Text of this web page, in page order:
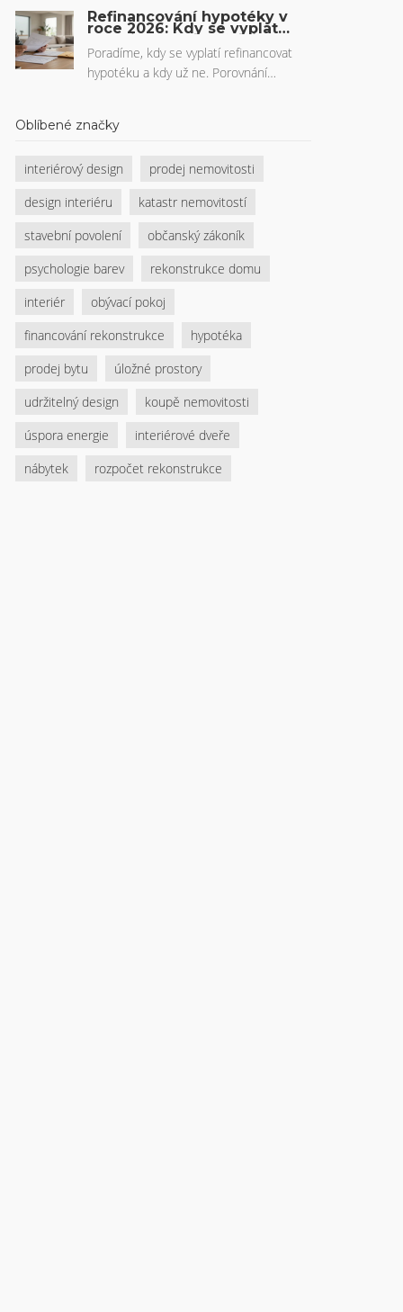
triky, které jim pomohou správně
jaké faktory brát v úvahu při výběru a
montáži dveří.
Refinancování hypotéky v
roce 2026: Kdy se vyplatí
změnit banku a ušetřit
Poradíme, kdy se vyplatí refinancovat
hypotéku a kdy už ne. Porovnání
Oblíbené značky
interiérový design
prodej nemovitosti
design interiéru
katastr nemovitostí
stavební povolení
občanský zákoník
psychologie barev
rekonstrukce domu
interiér
obývací pokoj
financování rekonstrukce
hypotéka
prodej bytu
úložné prostory
udržitelný design
koupě nemovitosti
úspora energie
interiérové dveře
nábytek
rozpočet rekonstrukce